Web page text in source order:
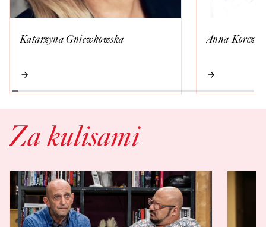
Katarzyna Gniewkowska Anna Korcz
Za kulisami